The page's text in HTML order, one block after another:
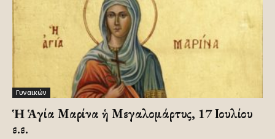
Γυναικών
Ἡ Ἁγία Μαρίνα ἡ Μεγαλομάρτυς, 17 Ιουλίου
ε.ε.